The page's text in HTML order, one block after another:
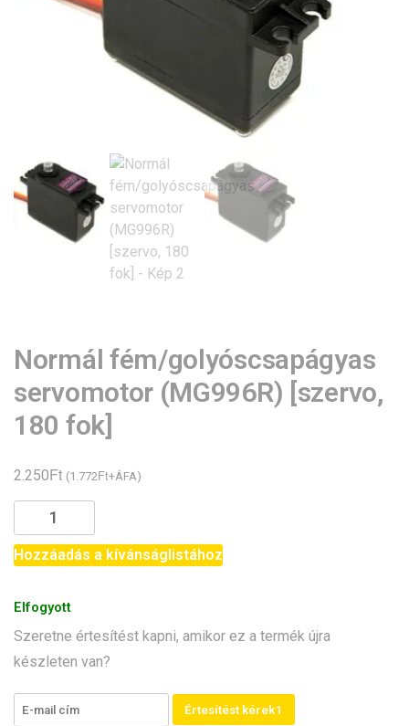
Normál fém/golyóscsapágyas
servomotor (MG996R) [szervo,
180 fok]
2.250Ft (1.772Ft+ÁFA)
Normál
fém/golyóscsapágyas
servomotor
fok]
mennyiség
Hozzáadás a kívánságlistához
Elfogyott
Szeretne értesítést kapni, amikor ez a termék újra
készleten van?
Értesítést kérek1